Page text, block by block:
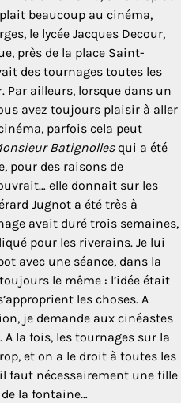
beaucoup au cinéma,
le lycée Jacques Decour,
près de la place Saint-
des tournages toutes les
Par ailleurs, lorsque dans un
avez toujours plaisir à aller
parfois cela peut
Batignollesqui a été
pour des raisons de
elle donnait sur les
Jugnot a été très à
avait duré trois semaines,
pour les riverains. Je lui
avec une séance, dans la
le même : l’idée était
les choses. A
je demande aux cinéastes
A la fois, les tournages sur la
et on a le droit à toutes les
faut nécessairement une fille
la fontaine…